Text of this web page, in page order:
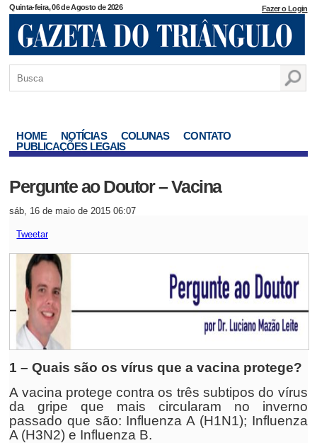
Quinta-feira, 06 de Agosto de 2026 Fazer o Login
HOME NOTÍCIAS COLUNAS
CONTATO
PUBLICAÇÕES LEGAIS
Pergunte ao Doutor – Vacina
sáb, 16 de maio de 2015 06:07
Tweetar
1 – Quais são os vírus que a vacina protege?
A vacina protege contra os três subtipos do vírus
da gripe que mais circularam no inverno
passado que são: Influenza A (H1N1); Influenza
A (H3N2) e Influenza B.